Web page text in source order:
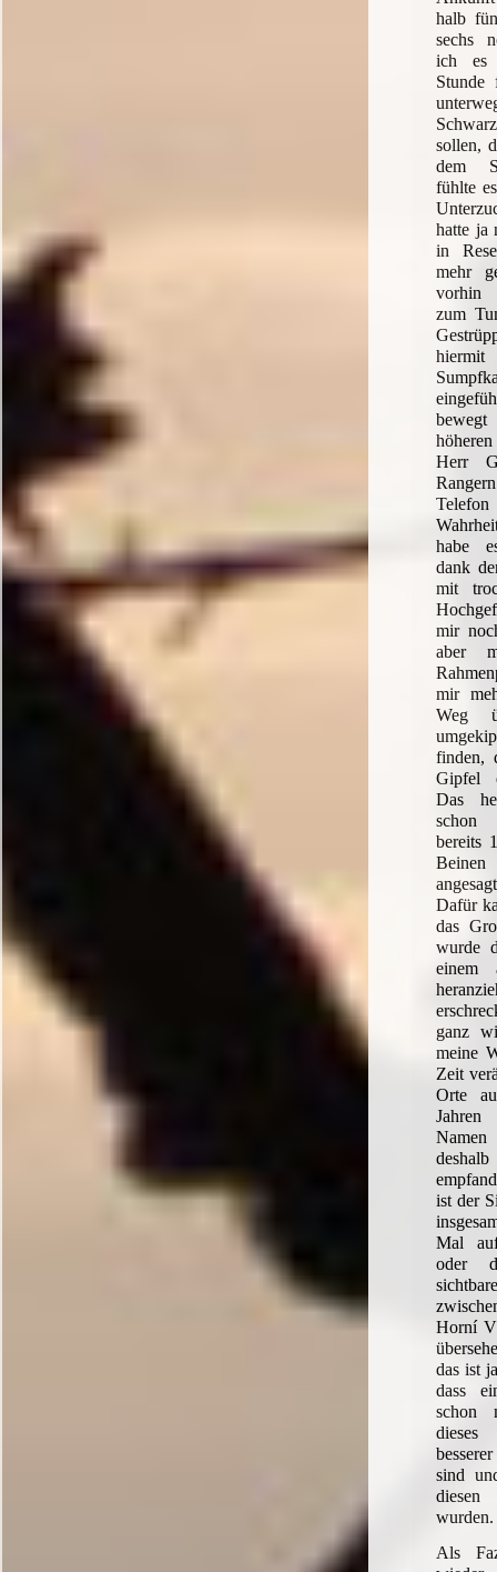
halb
sechs
ich es
Stunde
sollen,
dem
fühlte
hatte ja
in
mehr
vorhin
zum
Herr
habe
dank
mit
mir
aber
mir
Weg
finden,
Gipfel
Das
schon
bereits
Dafür
das
wurde
einem
ganz
meine
Zeit
Orte
ist der
Mal
oder
Horní
das ist
dass
schon
sind
wurden.
Als